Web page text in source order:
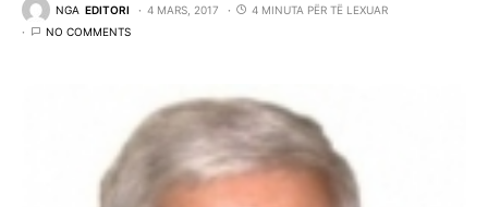
NGA EDITORI 4 MARS, 2017
4 MINUTA PËR TË LEXUAR
NO COMMENTS